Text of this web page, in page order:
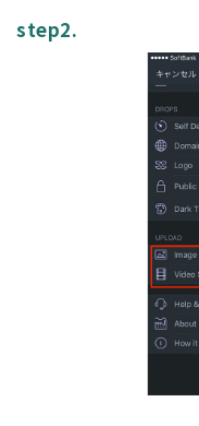
step2.